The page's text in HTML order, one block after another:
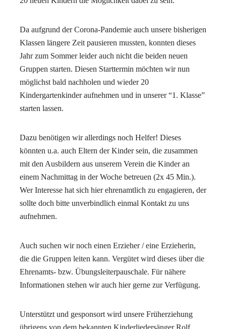
Da aufgrund der Corona-Pandemie auch unsere bisherigen
Klassen längere Zeit pausieren mussten, konnten dieses
Jahr zum Sommer leider auch nicht die beiden neuen
Gruppen starten. Diesen Starttermin möchten wir nun
möglichst bald nachholen und wieder 20
Kindergartenkinder aufnehmen und in unserer “1. Klasse”
starten lassen.
Dazu benötigen wir allerdings noch Helfer! Dieses
könnten u.a. auch Eltern der Kinder sein, die zusammen
mit den Ausbildern aus unserem Verein die Kinder an
einem Nachmittag in der Woche betreuen (2x 45 Min.).
Wer Interesse hat sich hier ehrenamtlich zu engagieren, der
sollte doch bitte unverbindlich einmal Kontakt zu uns
aufnehmen.
Auch suchen wir noch einen Erzieher / eine Erzieherin,
die die Gruppen leiten kann. Vergütet wird dieses über die
Ehrenamts- bzw. Übungsleiterpauschale. Für nähere
Informationen stehen wir auch hier gerne zur Verfügung.
Unterstützt und gesponsort wird unsere Früherziehung
übrigens von dem bekannten Kinderliedersänger Rolf